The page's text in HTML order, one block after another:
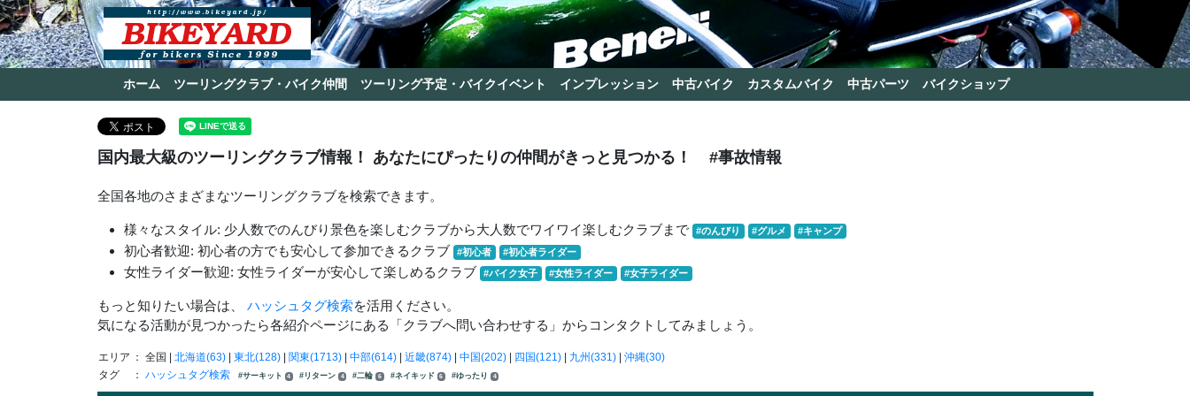
ホーム ツーリングクラブ・バイク仲間 ツーリング予定・バイクイベント インプレッション 中古バイク カスタムバイク 中古パーツ バイクショップ
国内最大級のツーリングクラブ情報！ あなたにぴったりの仲間がきっと見つかる！ #事故情報
全国各地のさまざまなツーリングクラブを検索できます。
様々なスタイル: 少人数でのんびり景色を楽しむクラブから大人数でワイワイ楽しむクラブまで #のんびり #グルメ #キャンプ
初心者歓迎: 初心者の方でも安心して参加できるクラブ #初心者 #初心者ライダー
女性ライダー歓迎: 女性ライダーが安心して楽しめるクラブ #バイク女子 #女性ライダー #女子ライダー
もっと知りたい場合は、 ハッシュタグ検索を活用ください。
気になる活動が見つかったら各紹介ページにある「クラブへ問い合わせする」からコンタクトしてみましょう。
エリア ： 全国 | 北海道(63)| 東北(128)| 関東(1713)| 中部(614)| 近畿(874)| 中国(202)| 四国(121)| 九州(331)| 沖縄(30)
タグ
： ハッシュタグ検索 #サーキット 4 #リターン 4 #二輪 6 #ネイキッド 6 #ゆったり 4